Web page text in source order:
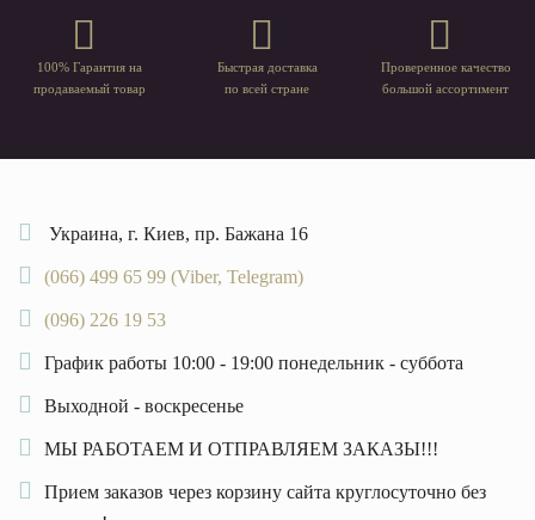
100% Гарантия на
продаваемый товар
Быстрая доставка
по всей стране
Проверенное качество
большой ассортимент
Украина, г. Киев, пр. Бажана 16
(066) 499 65 99 (Viber, Telegram)
(096) 226 19 53
График работы 10:00 - 19:00 понедельник - суббота
Выходной - воскресенье
МЫ РАБОТАЕМ И ОТПРАВЛЯЕМ ЗАКАЗЫ!!!
Прием заказов через корзину сайта круглосуточно без